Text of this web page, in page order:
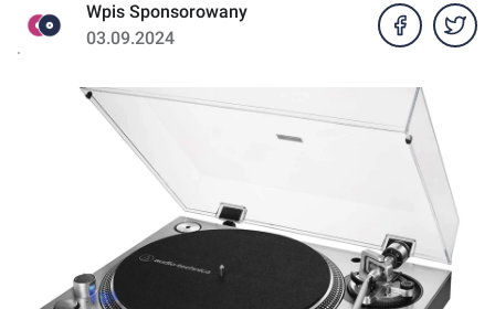
Wpis Sponsorowany
03.09.2024